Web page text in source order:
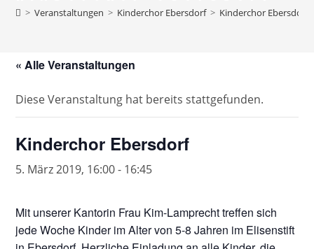
> Veranstaltungen > Kinderchor Ebersdorf > Kinderchor Ebersdorf
« Alle Veranstaltungen
Diese Veranstaltung hat bereits stattgefunden.
Kinderchor Ebersdorf
5. März 2019, 16:00- 16:45
Mit unserer Kantorin Frau Kim-Lamprecht treffen sich
jede Woche Kinder im Alter von 5-8 Jahren im Elisenstift